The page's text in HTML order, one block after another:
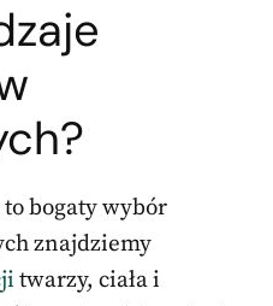
bogaty wybór
znajdziemy
twarzy, ciała i